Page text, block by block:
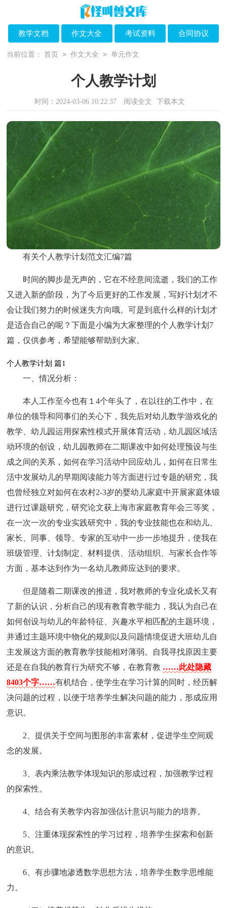
教学文档 作文大全 考试资料 合同协议
当前位置： 首页 > 作文大全 > 单元作文
个人教学计划
时间：2024-03-06 10:22:37 阅读全文 下载本文
有关个人教学计划范文汇编7篇
时间的脚步是无声的，它在不经意间流逝，我们的工作
又进入新的阶段，为了今后更好的工作发展，写好计划才不
会让我们努力的时候迷失方向哦。可是到底什么样的计划才
是适合自己的呢？下面是小编为大家整理的个人教学计划7
篇，仅供参考，希望能够帮助到大家。
个人教学计划 篇1
一、情况分析：
本人工作至今也有１4个年头了，在以往的工作中，在
单位的领导和同事们的关心下，我先后对幼儿数学游戏化的
教学、幼儿园运用探索性模式开展体育活动，幼儿园区域活
动环境的创设，幼儿园教师在二期课改中如何处理预设与生
成之间的关系，如何在学习活动中回应幼儿，如何在日常生
活中发展幼儿的早期阅读能力等方面进行过专题的研究，我
也曾经独立对如何在农村2-3岁的婴幼儿家庭中开展家庭体锻
进行过课题研究，研究论文获上海市家庭教育年会三等奖，
在一次一次的专业实践研究中，我的专业技能也在和幼儿、
家长、同事、领导、专家的互动中一步一步地提升，使我在
班级管理、计划制定、材料提供、活动组织、与家长合作等
方面，基本达到作为一名幼儿教师应达到的要求。
但是随着二期课改的推进，我对教师的专业化成长又有
了新的认识，分析自己的现有教育教学能力，我认为自己在
如何创设与幼儿的年龄特征、兴趣水平相匹配的主题环境，
并通过主题环境中物化的规则以及问题情境促进大班幼儿自
主发展这方面的教育教学技能相对薄弱。自我寻找原因主要
还是在自我的教育行为研究不够，在教育教 ……此处隐藏
8403个字……有机结合，使学生在学习计算的同时，经历解
决问题的过程，以便于培养学生解决问题的能力，形成应用
意识。
2、提供关于空间与图形的丰富素材，促进学生空间观
念的发展。
3、表内乘法教学体现知识的形成过程，加强教学过程
的探索性。
4、结合有关教学内容加强估计意识与能力的培养。
5、注重体现探索性的学习过程，培养学生探索和创新
的意识。
6、有步骤地渗透数学思想方法，培养学生数学思维能
力。